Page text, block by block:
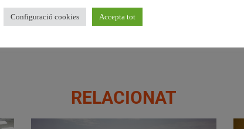
RELACIONAT
Configuració cookies Accepta tot